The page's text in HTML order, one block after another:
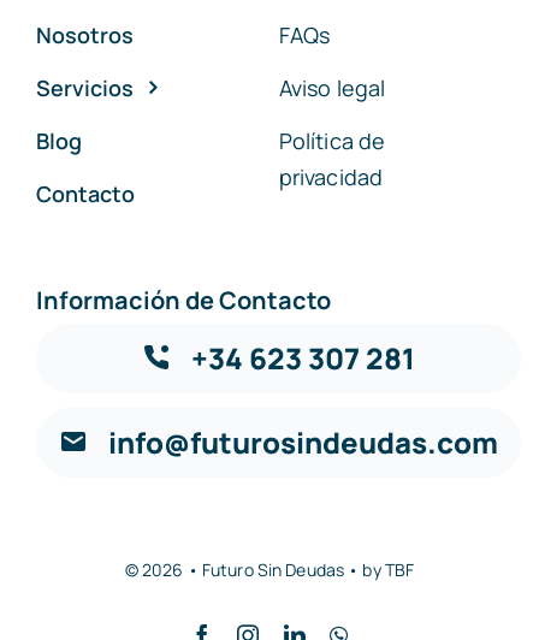
Nosotros
Servicios
Blog
Contacto
FAQs
Aviso legal
Política de
privacidad
Información de Contacto
+34 623 307 281
info@futurosindeudas.com
© 2026 • Futuro Sin Deudas • byTBF